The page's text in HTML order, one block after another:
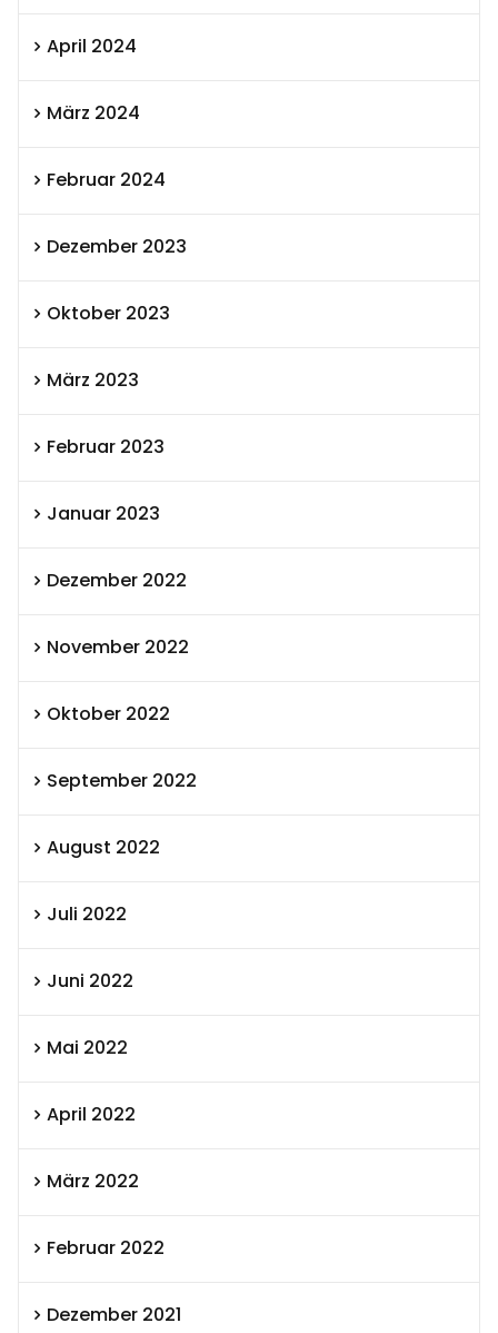
April 2024
März 2024
Februar 2024
Dezember 2023
Oktober 2023
März 2023
Februar 2023
Januar 2023
Dezember 2022
November 2022
Oktober 2022
September 2022
August 2022
Juli 2022
Juni 2022
Mai 2022
April 2022
März 2022
Februar 2022
Dezember 2021